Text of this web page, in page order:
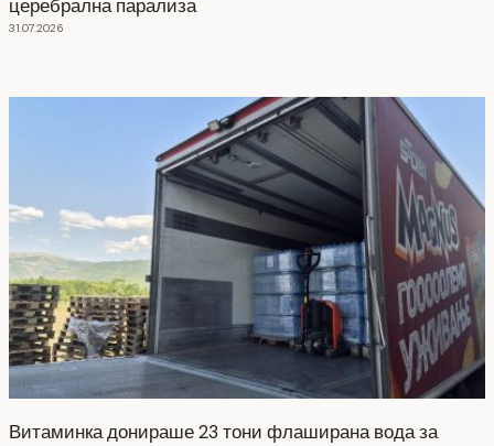
церебрална парализа
31.07.2026
Витаминка донираше 23 тони флаширана вода за